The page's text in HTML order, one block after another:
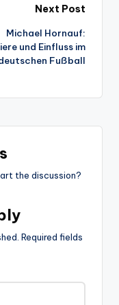
Next Post
Michael Hornauf:
und Einfluss im
Fußball
the discussion?
Required fields